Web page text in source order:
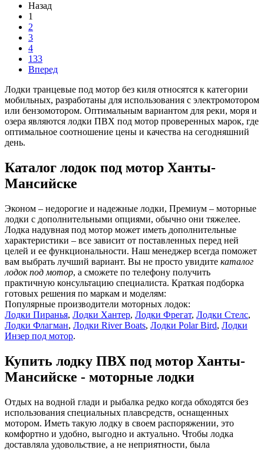
Назад
1
2
3
4
133
Вперед
Лодки транцевые под мотор без киля относятся к категории
мобильных, разработаны для использования с электромотором
или бензомотором. Оптимальным вариантом для реки, моря и
озера являются лодки ПВХ под мотор проверенных марок, где
оптимальное соотношение цены и качества на сегодняшний
день.
Каталог лодок под мотор Ханты-
Мансийске
Эконом – недорогие и надежные лодки, Премиум – моторные
лодки с дополнительными опциями, обычно они тяжелее.
Лодка надувная под мотор может иметь дополнительные
характеристики – все зависит от поставленных перед ней
целей и ее функциональности. Наш менеджер всегда поможет
вам выбрать лучший вариант. Вы не просто увидите каталог
лодок под мотор, а сможете по телефону получить
практичную консультацию специалиста. Краткая подборка
готовых решения по маркам и моделям:
Популярные производители моторных лодок:
Лодки Пиранья, Лодки Хантер, Лодки Фрегат, Лодки Стелс,
Лодки Флагман, Лодки River Boats, Лодки Polar Bird, Лодки
Инзер под мотор.
Купить лодку ПВХ под мотор Ханты-
Мансийске - моторные лодки
Отдых на водной глади и рыбалка редко когда обходятся без
использования специальных плавсредств, оснащенных
мотором. Иметь такую лодку в своем распоряжении, это
комфортно и удобно, выгодно и актуально. Чтобы лодка
доставляла удовольствие, а не неприятности, была